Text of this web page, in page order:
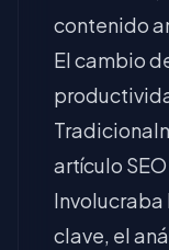
contenido
El cambio
artículo
clave, el